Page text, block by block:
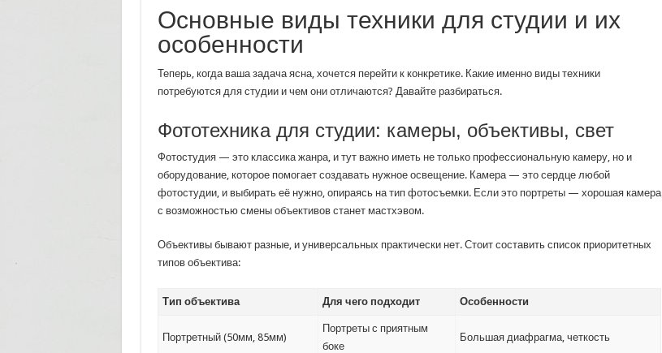
Основные виды техники для студии и их
особенности
Теперь, когда ваша задача ясна, хочется перейти к конкретике. Какие именно виды техники
потребуются для студии и чем они отличаются? Давайте разбираться.
Фототехника для студии: камеры, объективы, свет
Фотостудия — это классика жанра, и тут важно иметь не только профессиональную камеру, но и
оборудование, которое помогает создавать нужное освещение. Камера — это сердце любой
фотостудии, и выбирать её нужно, опираясь на тип фотосъемки. Если это портреты — хорошая камера
с возможностью смены объективов станет мастхэвом.
Объективы бывают разные, и универсальных практически нет. Стоит составить список приоритетных
типов объектива:
Тип объектива Для чего подходит Особенности
Портретный (50мм, 85мм)
Портреты с приятным
боке
Большая диафрагма, четкость